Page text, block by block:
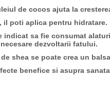
de cocos ajuta la
il poti aplica pentru hidratare.
indicat sa fie consumat
dezvoltarii fatului.
shea se poate crea un
benefice si asupra